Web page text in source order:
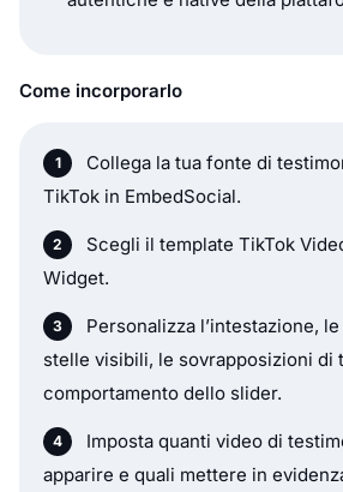
Come incorporarlo
Collega la tua fonte di
TikTok in EmbedSocial.
Scegli il template TikTok
Widget.
Personalizza l’intestazione,
stelle visibili, le sovrapposizioni di
comportamento dello slider.
Imposta quanti video di
apparire e quali mettere in